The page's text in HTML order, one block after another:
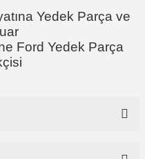
Yedek Parça ve
Ford Yedek Parça